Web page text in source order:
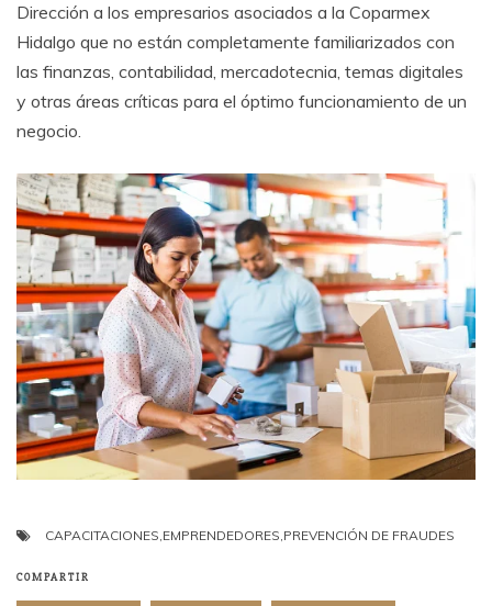
Dirección a los empresarios asociados a la Coparmex
Hidalgo que no están completamente familiarizados con
las finanzas, contabilidad, mercadotecnia, temas digitales
y otras áreas críticas para el óptimo funcionamiento de un
negocio.
CAPACITACIONES EMPRENDEDORES PREVENCIÓN DE FRAUDES
COMPARTIR